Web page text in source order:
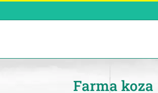
Farma koza